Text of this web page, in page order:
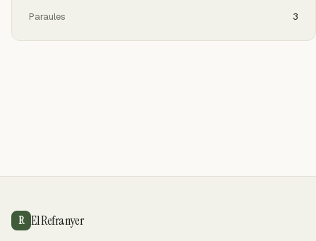
Paraules 3
R El Refranyer